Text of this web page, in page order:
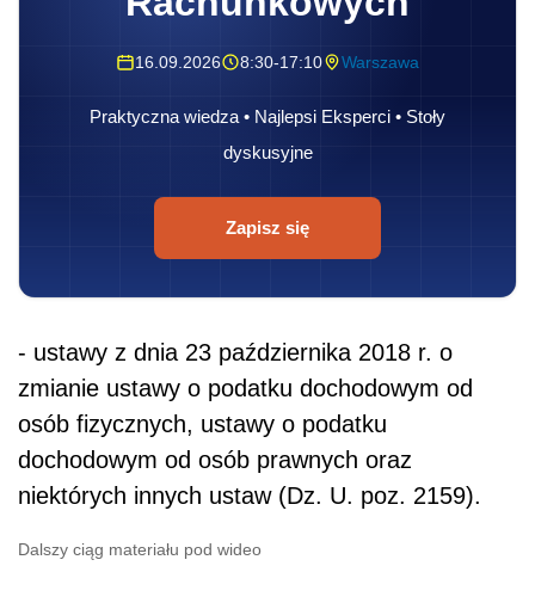
16.09.2026 8:30-17:10 Warszawa
Praktyczna wiedza • Najlepsi Eksperci • Stoły
dyskusyjne
Zapisz się
- ustawy z dnia 23 października 2018 r. o
zmianie ustawy o podatku dochodowym od
osób fizycznych, ustawy o podatku
dochodowym od osób prawnych oraz
niektórych innych ustaw (Dz. U. poz. 2159).
Dalszy ciąg materiału pod wideo